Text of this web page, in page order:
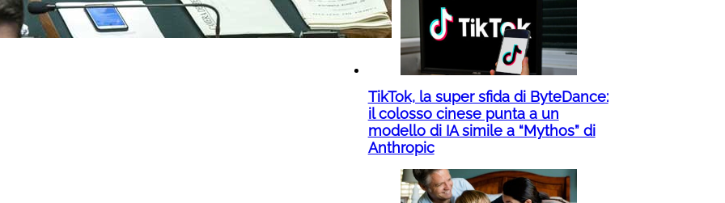
TikTok, la super sfida di ByteDance:
il colosso cinese punta a un
modello di IA simile a “Mythos” di
Anthropic